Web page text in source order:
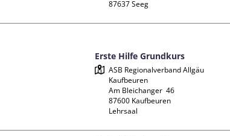
Erste Hilfe Grundkurs
ASB Regionalverband Allgäu
Kaufbeuren
Am Bleichanger  46
87600 Kaufbeuren
Lehrsaal